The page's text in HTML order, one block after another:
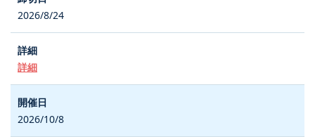
2026/8/24
詳細
2026/10/8